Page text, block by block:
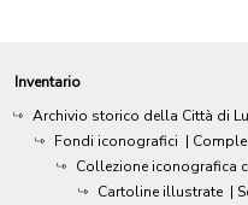
Inventario
Archivio storico della Città di
Fondi iconografici |
Collezione iconografica
Cartoline illustrate |